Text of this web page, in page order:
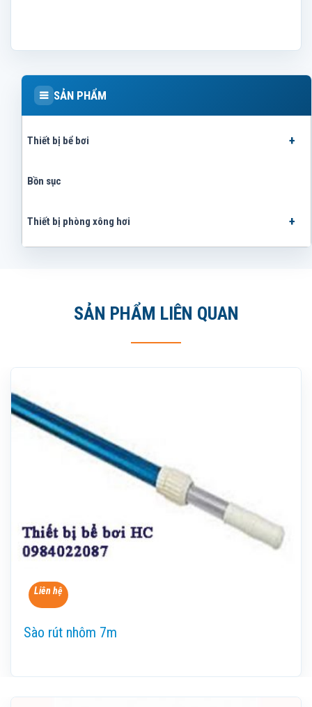
SẢN PHẨM
Thiết bị bể bơi
Bồn sục
Thiết bị phòng xông hơi
SẢN PHẨM LIÊN QUAN
Liên hệ
Sào rút nhôm 7m